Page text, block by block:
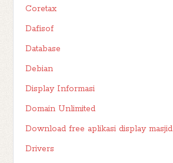
Coretax
Dafisof
Database
Debian
Display Informasi
Domain Unlimited
Download free aplikasi display masjid
Drivers